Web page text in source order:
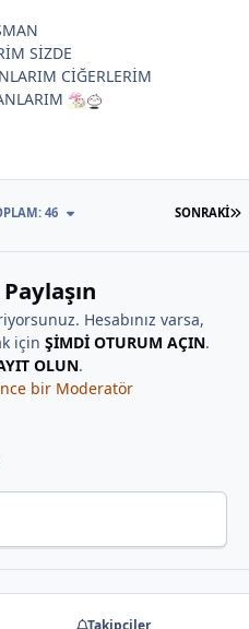
SİZDE
CİĞERLERİM
SONRAKI
46
Hesabınız varsa,
için ŞİMDİ OTURUM AÇIN.
OLUN.
bir Moderatör
Takipçiler